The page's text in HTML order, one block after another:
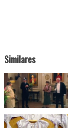
Similares